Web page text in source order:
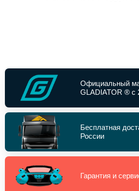
Официальный
GLADIATOR ® с
Бесплатная
России
Гарантия и